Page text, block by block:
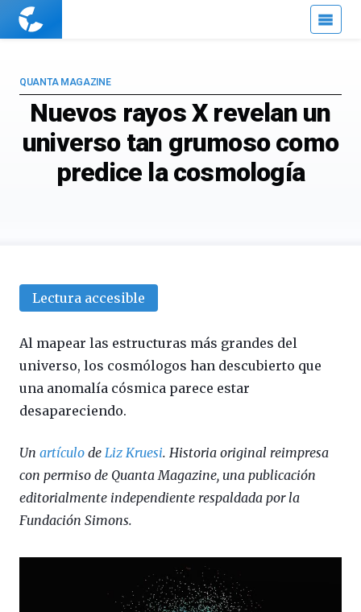
Cuaderno
Nuevos rayos X revelan un
universo tan grumoso como
predice la cosmología
QUANTA MAGAZINE
Lectura accesible
Al mapear las estructuras más grandes del
universo, los cosmólogos han descubierto que
una anomalía cósmica parece estar
desapareciendo.
Un artículo de Liz Kruesi. Historia original reimpresa
con permiso de Quanta Magazine, una publicación
editorialmente independiente respaldada por la
Fundación Simons.